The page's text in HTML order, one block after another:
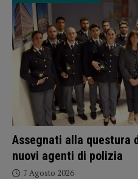
Assegnati alla questura
nuovi agenti di polizia
7 Agosto 2026